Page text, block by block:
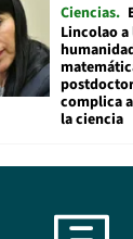
Ciencias
Lincolao a
complica
la ciencia